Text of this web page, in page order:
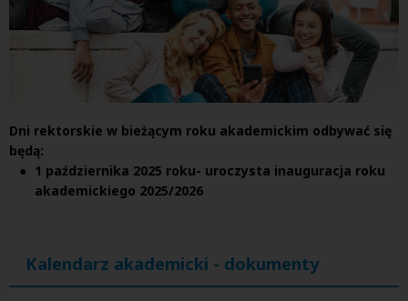
Dni rektorskie w bieżącym roku akademickim odbywać się
będą:
1 października 2025 roku- uroczysta inauguracja roku
akademickiego 2025/2026
Kalendarz akademicki - dokumenty